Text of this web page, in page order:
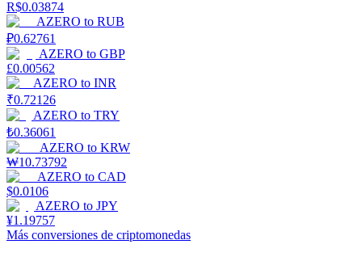
R$0.03874
AZERO to RUB
₽0.62761
AZERO to GBP
£0.00562
AZERO to INR
₹0.72126
AZERO to TRY
₺0.36061
AZERO to KRW
₩10.73792
AZERO to CAD
$0.0106
AZERO to JPY
¥1.19757
Más conversiones de criptomonedas